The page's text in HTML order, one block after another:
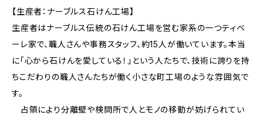
【生産者：ナーブルス石けん工場】
生産者はナーブルス伝統の石けん工場を営む家系の一つティベ
ーレ家で、職人さんや事務スタッフ、約15人が働いています。本当
に「心から石けんを愛している！」という人たちで、技術に誇りを持
ちこだわりの職人さんたちが働く小さな町工場のような雰囲気で
す。
占領により分離壁や検問所で人とモノの移動が妨げられてい